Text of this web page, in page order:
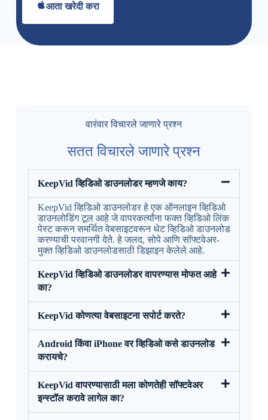
आता खरेदी करा
वारंवार विचारले जाणारे प्रश्न
सतत विचारले जाणारे प्रश्न
KeepVid व्हिडिओ डाउनलोडर म्हणजे काय?
KeepVid व्हिडिओ डाउनलोडर हे एक ऑनलाइन व्हिडिओ
डाउनलोडिंग टूल आहे जे वापरकर्त्यांना फक्त व्हिडिओ लिंक
पेस्ट करून समर्थित वेबसाइटवरून थेट व्हिडिओ डाउनलोड
करण्याची परवानगी देते. हे जलद, सोपे आणि सॉफ्टवेअर-
मुक्त व्हिडिओ डाउनलोडसाठी डिझाइन केलेले आहे.
KeepVid व्हिडिओ डाउनलोडर वापरण्यास मोफत आहे
का?
KeepVid कोणत्या वेबसाइटना सपोर्ट करते?
Android किंवा iPhone वर व्हिडिओ कसे डाउनलोड
करायचे?
KeepVid वापरण्यासाठी मला कोणतेही सॉफ्टवेअर
इन्स्टॉल करावे लागेल का?